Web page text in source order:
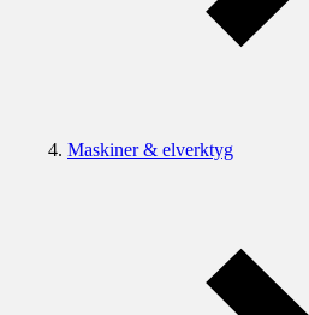
Maskiner & elverktyg